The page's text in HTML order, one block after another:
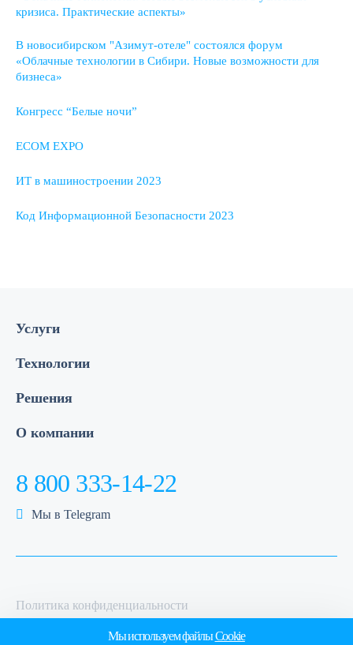
кризиса. Практические аспекты»
В новосибирском "Азимут-отеле" состоялся форум
«Облачные технологии в Сибири. Новые возможности для
бизнеса»
Конгресс “Белые ночи”
ECOM EXPO
ИТ в машиностроении 2023
Код Информационной Безопасности 2023
Услуги
Технологии
Решения
О компании
Политика конфиденциальности
8 800 333-14-22
Мы в Telegram
Мы используем файлыCookie